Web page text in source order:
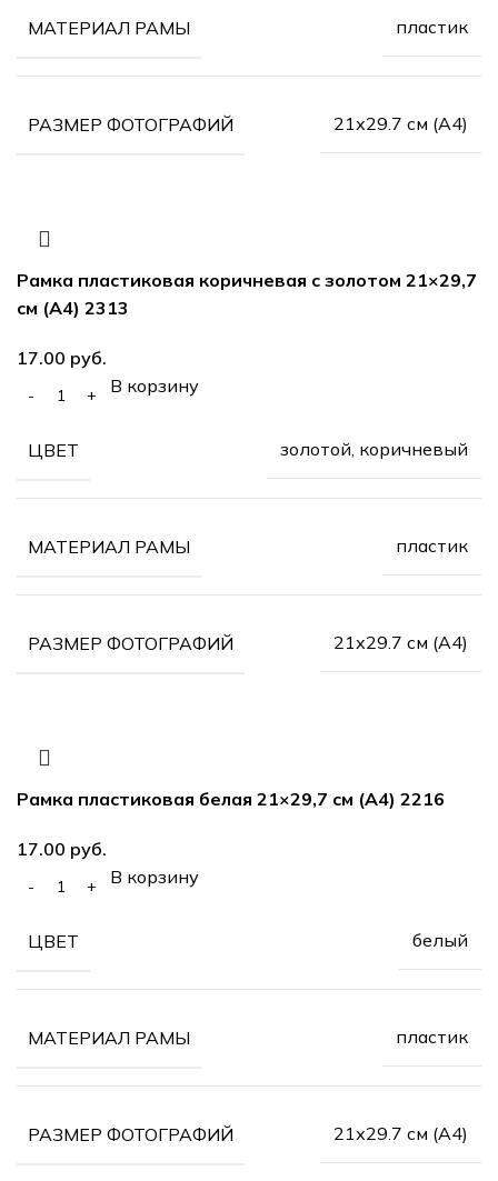
МАТЕРИАЛ РАМЫ пластик
РАЗМЕР ФОТОГРАФИЙ 21х29.7 см (А4)
Рамка пластиковая коричневая с золотом 21×29,7
см (А4) 2313
17.00 руб.
В корзину
ЦВЕТ золотой, коричневый
МАТЕРИАЛ РАМЫ пластик
РАЗМЕР ФОТОГРАФИЙ 21х29.7 см (А4)
Рамка пластиковая белая 21×29,7 см (А4) 2216
17.00 руб.
В корзину
ЦВЕТ белый
МАТЕРИАЛ РАМЫ пластик
РАЗМЕР ФОТОГРАФИЙ 21х29.7 см (А4)